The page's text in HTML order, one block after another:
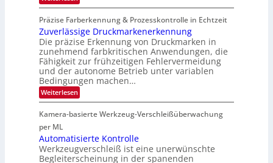
2
7
S
r
e
a
c
t
s
S
e
r
i
s
B
-
R
u
i
m
t
D
a
r
k
V
i
s
i
n
i
p
p
l
a
n
t
Ü
b
e
r
n
a
h
v
o
n
Z
d
a
r
L
a
b
s
b
a
u
F
t
i
g
Präzise Farberkennung & Prozesskontrolle in Echtzeit
Zuverlässige Druckmarkenerkennung
Die präzise Erkennung von Druckmarken in
zunehmend farbkritischen Anwendungen, die
Fähigkeit zur frühzeitigen Fehlervermeidung
und der autonome Betrieb unter variablen
Bedingungen machen…
Weiterlesen:
Z
v
l
ä
s
Kamera-basierte Werkzeug-Verschleißüberwachung
per ML
Automatisierte Kontrolle
Werkzeugverschleiß ist eine unerwünschte
Begleiterscheinung in der spanenden